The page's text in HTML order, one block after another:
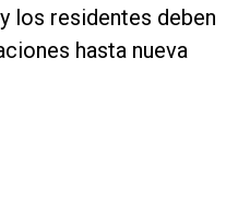
los residentes deben
hasta nueva